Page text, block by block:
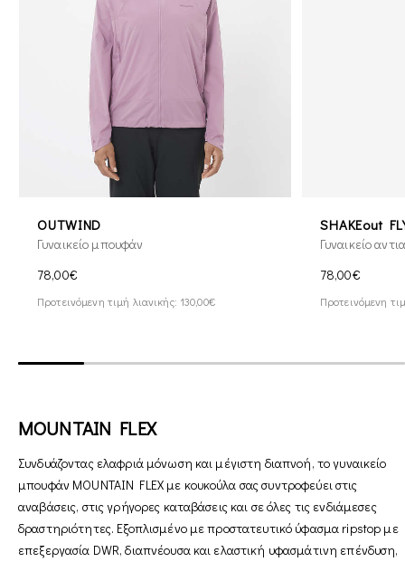
OUTWIND
Γυναικείο μπουφάν
78,00€
Προτεινόμενη τιμή λιανικής: 130,00€
SHAKEout
Γυναικείο
78,00€
Προτεινόμενη
MOUNTAIN FLEX
Συνδυάζοντας ελαφριά μόνωση και μέγιστη διαπνοή, το γυναικείο
μπουφάν MOUNTAIN FLEX με κουκούλα σας συντροφεύει στις
αναβάσεις, στις γρήγορες καταβάσεις και σε όλες τις ενδιάμεσες
δραστηριότητες. Εξοπλισμένο με προστατευτικό ύφασμα ripstop με
επεξεργασία DWR, διαπνέουσα και ελαστική υφασμάτινη επένδυση,